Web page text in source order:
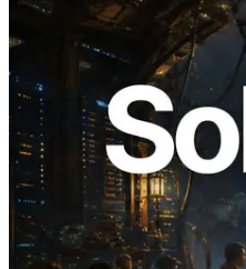
2026.08.05
ERPC、Solana
リージョンのping